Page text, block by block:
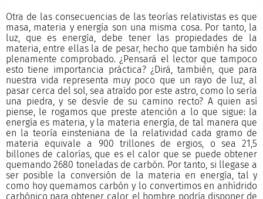
Otra de las consecuencias de las teorías relativistas es que
masa, materia y energía son una misma cosa. Por tanto, la
luz, que es energía, debe tener las propiedades de la
materia, entre ellas la de pesar, hecho que también ha sido
plenamente comprobado. ¿Pensará el lector que tampoco
esto tiene importancia práctica? ¿Dirá, también, que para
nuestra vida representa muy poco que un rayo de luz, al
pasar cerca del sol, sea atraído por este astro, como lo sería
una piedra, y se desvíe de su camino recto? A quien así
piense, le rogamos que preste atención a lo que sigue: la
energía es materia, y la materia energía, de tal manera que
en la teoría einsteniana de la relatividad cada gramo de
materia equivale a 900 trillones de ergios, o sea 21,5
billones de calorías, que es el calor que se puede obtener
quemando 2680 toneladas de carbón. Por tanto, si llegase a
ser posible la conversión de la materia en energía, tal y
como hoy quemamos carbón y lo convertimos en anhídrido
carbónico para obtener calor, el hombre podría disponer de